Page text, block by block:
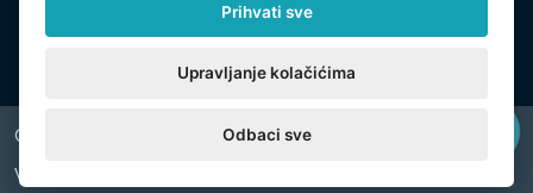
Copyright © 2026 INTEX TRADING s.r.o. All rights reserved.
Web by
Prihvati sve
Upravljanje kolačićima
Odbaci sve